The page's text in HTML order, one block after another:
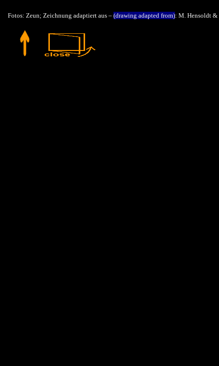
Fotos: Zeun; Zeichnung adaptiert aus – (drawing adapted from): M. Hensoldt &